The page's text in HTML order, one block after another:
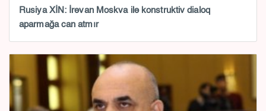
Rusiya XİN: İrəvan Moskva ilə konstruktiv dialoq
aparmağa can atmır